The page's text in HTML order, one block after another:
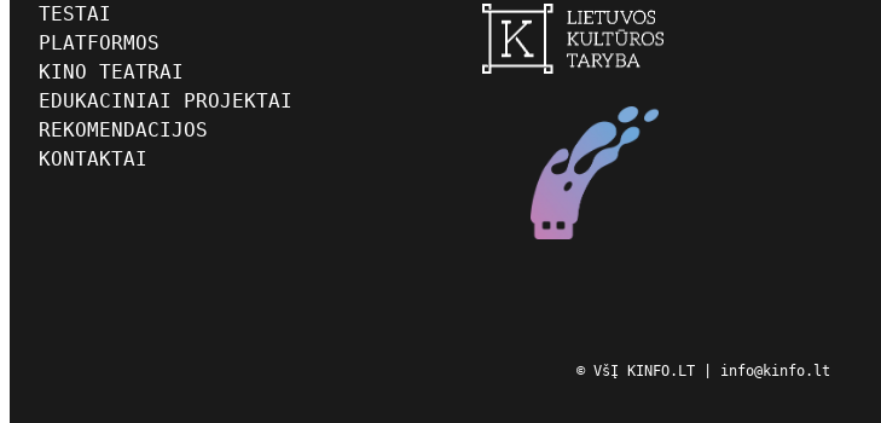
TESTAI
PLATFORMOS
KINO TEATRAI
EDUKACINIAI PROJEKTAI
REKOMENDACIJOS
KONTAKTAI
© VšĮ KINFO.LT | info@kinfo.lt